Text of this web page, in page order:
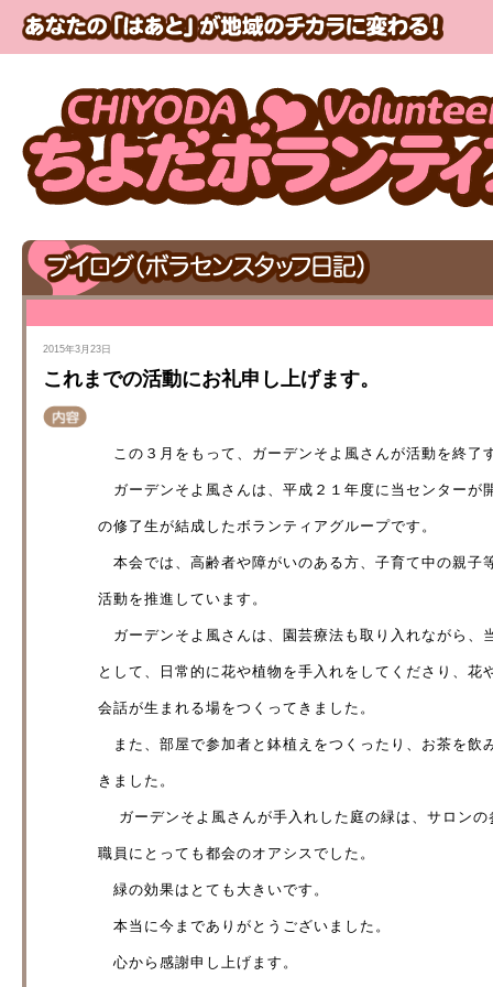
2015年3月23日
これまでの活動にお礼申し上げます。
この３月をもって、ガーデンそよ風さんが活動を終了
ガーデンそよ風さんは、平成２１年度に当センターが
の修了生が結成したボランティアグループです。
本会では、高齢者や障がいのある方、子育て中の親子
活動を推進しています。
ガーデンそよ風さんは、園芸療法も取り入れながら、
として、日常的に花や植物を手入れをしてくださり、花
会話が生まれる場をつくってきました。
また、部屋で参加者と鉢植えをつくったり、お茶を飲
きました。
ガーデンそよ風さんが手入れした庭の緑は、サロンの
職員にとっても都会のオアシスでした。
緑の効果はとても大きいです。
本当に今までありがとうございました。
心から感謝申し上げます。